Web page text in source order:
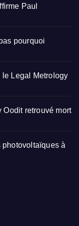
Paul
pourquoi
le Legal Metrology
Oodit retrouvé mort
à